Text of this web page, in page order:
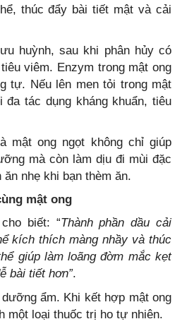
thúc đẩy bài tiết mật và cải
huỳnh, sau khi phân hủy có
viêm. Enzym trong mật ong
tự. Nếu lên men tỏi trong mật
đa tác dụng kháng khuẩn, tiêu
mật ong ngọt không chỉ giúp
mà còn làm dịu đi mùi đặc
nhẹ khi bạn thèm ăn.
mật ong
biết: “Thành phần dầu cải
kích thích màng nhầy và thúc
giúp làm loãng đờm mắc kẹt
bài tiết hơn”.
ẩm. Khi kết hợp mật ong
một loại thuốc trị ho tự nhiên.